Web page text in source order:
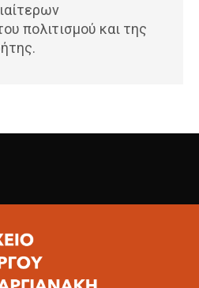
πολιτισμού και της